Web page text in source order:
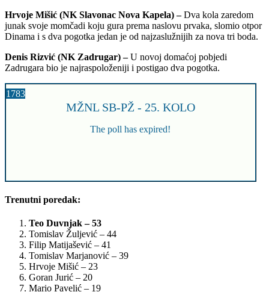
Hrvoje Mišić (NK Slavonac Nova Kapela) –Dva kola zaredom
junak svoje momčadi koju gura prema naslovu prvaka, slomio otpor
Dinama i s dva pogotka jedan je od najzaslužnijih za nova tri boda.
Denis Rizvić (NK Zadrugar) –U novoj domaćoj pobjedi
Zadrugara bio je najraspoloženiji i postigao dva pogotka.
1783
MŽNL SB-PŽ - 25. KOLO
The poll has expired!
Trenutni poredak:
Teo Duvnjak – 53
Tomislav Žuljević – 44
Filip Matijašević – 41
Tomislav Marjanović – 39
Hrvoje Mišić – 23
Goran Jurić – 20
Mario Pavelić – 19